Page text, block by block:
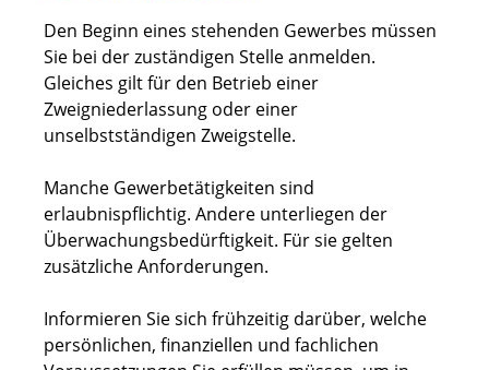
Den Beginn eines stehenden Gewerbes müssen
Sie bei der zuständigen Stelle anmelden.
Gleiches gilt für den Betrieb einer
Zweigniederlassung oder einer
unselbstständigen Zweigstelle.
Manche Gewerbetätigkeiten sind
erlaubnispflichtig. Andere unterliegen der
Überwachungsbedürftigkeit. Für sie gelten
zusätzliche Anforderungen.
Informieren Sie sich frühzeitig darüber, welche
persönlichen, finanziellen und fachlichen